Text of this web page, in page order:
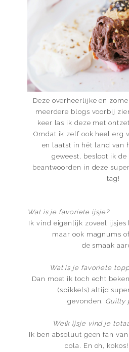
Deze overheerlijke en
meerdere blogs voorbij
keer las ik deze met
Omdat ik zelf ook heel erg
en laatst in hét land van
geweest, besloot ik de
beantwoorden in deze
tag!
Wat is je favoriete ijsje?
Ik vind eigenlijk zoveel ijsjes
maar ook magnums
de smaak
Wat is je favoriete
Dan moet ik toch echt
(spikkels) altijd
gevonden. Guilty
Welk ijsje vind je
Ik ben absoluut geen fan
cola. En oh,